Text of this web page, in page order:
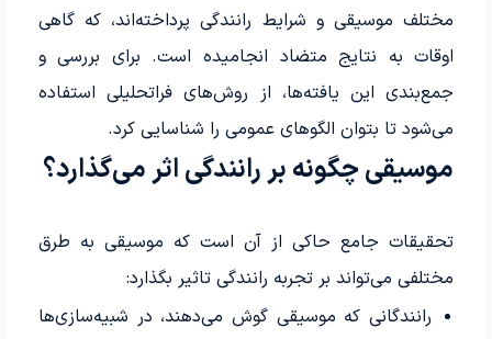
مختلف موسیقی و شرایط رانندگی پرداخته‌اند، که گاهی
اوقات به نتایج متضاد انجامیده است. برای بررسی و
جمع‌بندی این یافته‌ها، از روش‌های فراتحلیلی استفاده
می‌شود تا بتوان الگوهای عمومی را شناسایی کرد.
موسیقی چگونه بر رانندگی اثر می‌گذارد؟
تحقیقات جامع حاکی از آن است که موسیقی به طرق
مختلفی می‌تواند بر تجربه رانندگی تاثیر بگذارد:
رانندگانی که موسیقی گوش می‌دهند، در شبیه‌سازی‌ها